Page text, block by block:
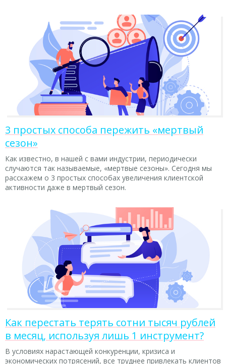
3 простых способа пережить «мертвый
сезон»
Как известно, в нашей с вами индустрии, периодически
случаются так называемые, «мертвые сезоны». Сегодня мы
расскажем о 3 простых способах увеличения клиентской
активности даже в мертвый сезон.
Как перестать терять сотни тысяч рублей
в месяц, используя лишь 1 инструмент?
В условиях нарастающей конкуренции, кризиса и
экономических потрясений, все труднее привлекать клиентов